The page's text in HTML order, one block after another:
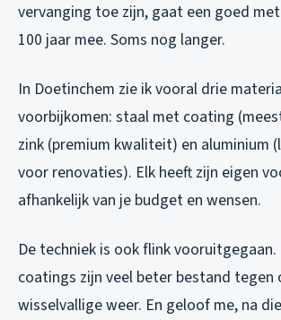
vervanging toe zijn, gaat een goed
100 jaar mee. Soms nog langer.
In Doetinchem zie ik vooral drie
voorbijkomen: staal met coating
zink (premium kwaliteit) en aluminium
voor renovaties). Elk heeft zijn eigen
afhankelijk van je budget en wensen.
De techniek is ook flink
coatings zijn veel beter bestand tegen
wisselvallige weer. En geloof me, na